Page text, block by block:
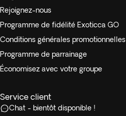
Rejoignez-nous
Programme de fidélité Exoticca GO
Conditions générales promotionnelles
Programme de parrainage
Économisez avec votre groupe
Service client
Chat - bientôt disponible !